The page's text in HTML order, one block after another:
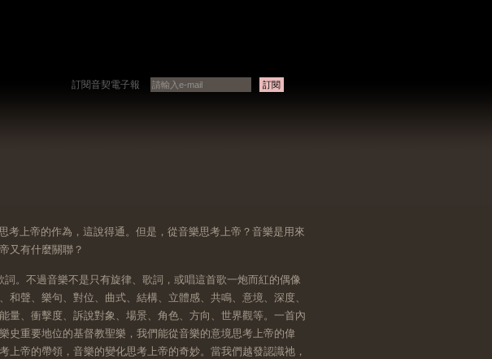
訂閱音契電子報
考上帝的作為，這說得通。但是，從音樂思考上帝？音樂是用來
又有什麼關聯？
。不過音樂不是只有旋律、歌詞，或唱這首歌一炮而紅的偶像
和聲、樂句、對位、曲式、結構、立體感、共鳴、意境、深度、
量、衝擊度、訴說對象、場景、角色、方向、世界觀等。一首內
史重要地位的基督教聖樂，我們能從音樂的意境思考上帝的偉
上帝的帶領，音樂的變化思考上帝的奇妙。當我們越發認識祂，